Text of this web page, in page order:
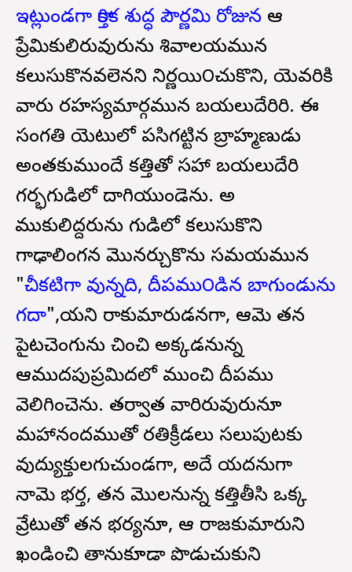
ఇట్లుండగా కార్తిక శుద్ధ పౌర్ణమి రోజున ఆ
ప్రేమికులిరువురును శివాలయమున
కలుసుకొనవలెనని నిర్ణయి౦చుకొని, యెవరికి
వారు రహస్యమార్గమున బయలుదేరిరి. ఈ
సంగతి యెటులో పసిగట్టిన బ్రాహ్మణుడు
అంతకుముందే కత్తితో సహా బయలుదేరి
గర్భగుడిలో దాగియుండెను. అ
కాముకులిద్దరును గుడిలో కలుసుకొని
గాఢాలింగన మొనర్చుకొను సమయమున
"చీకటిగా వున్నది, దీపము౦డిన బాగుండును
గదా",యని రాకుమారుడనగా, ఆమె తన
పైటచెంగును చించి అక్కడనున్న
ఆముదపుప్రమిదలో ముంచి దీపము
వెలిగించెను. తర్వాత వారిరువురునూ
మహానందముతో రతిక్రీడలు సలుపుటకు
వుద్యుక్తులగుచుండగా, అదే యదనుగా
నామె భర్త, తన మొలనున్న కత్తితీసి ఒక్క
వ్రేటుతో తన భర్యనూ, ఆ రాజకుమారుని
ఖండించి తానుకూడా పొడుచుకుని